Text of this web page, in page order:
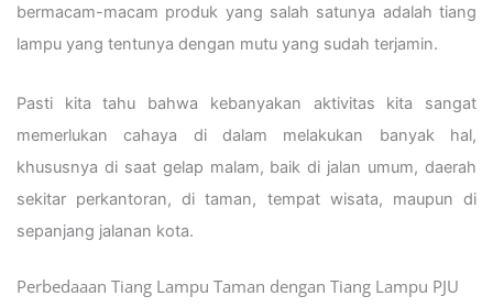
bermacam-macam produk yang salah satunya adalah tiang
lampu yang tentunya dengan mutu yang sudah terjamin.
Pasti kita tahu bahwa kebanyakan aktivitas kita sangat
memerlukan cahaya di dalam melakukan banyak hal,
khususnya di saat gelap malam, baik di jalan umum, daerah
sekitar perkantoran, di taman, tempat wisata, maupun di
sepanjang jalanan kota.
Perbedaaan Tiang Lampu Taman dengan Tiang Lampu PJU